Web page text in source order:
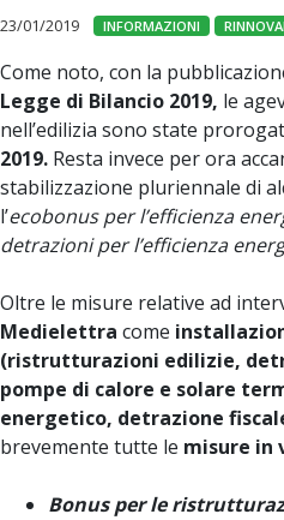
23/01/2019 INFORMAZIONI
Come noto, con la
Legge di Bilancio 2019, le
nell’edilizia sono state
2019. Resta invece per ora
stabilizzazione pluriennale di
l’ecobonus per l’efficienza
detrazioni per l’efficienza
Oltre le misure relative ad
Medielettra come
(ristrutturazioni edilizie,
pompe di calore e solare
energetico, detrazione
brevemente tutte le misure in
Bonus per le